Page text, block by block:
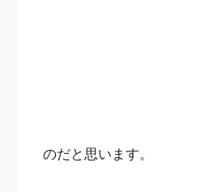
のだと思います。